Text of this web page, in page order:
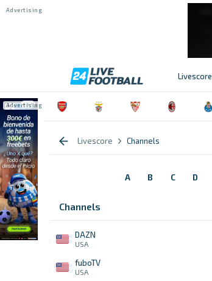
Livescore
Livescore Channels
A B C D
Channels
DAZN
USA
fuboTV
USA